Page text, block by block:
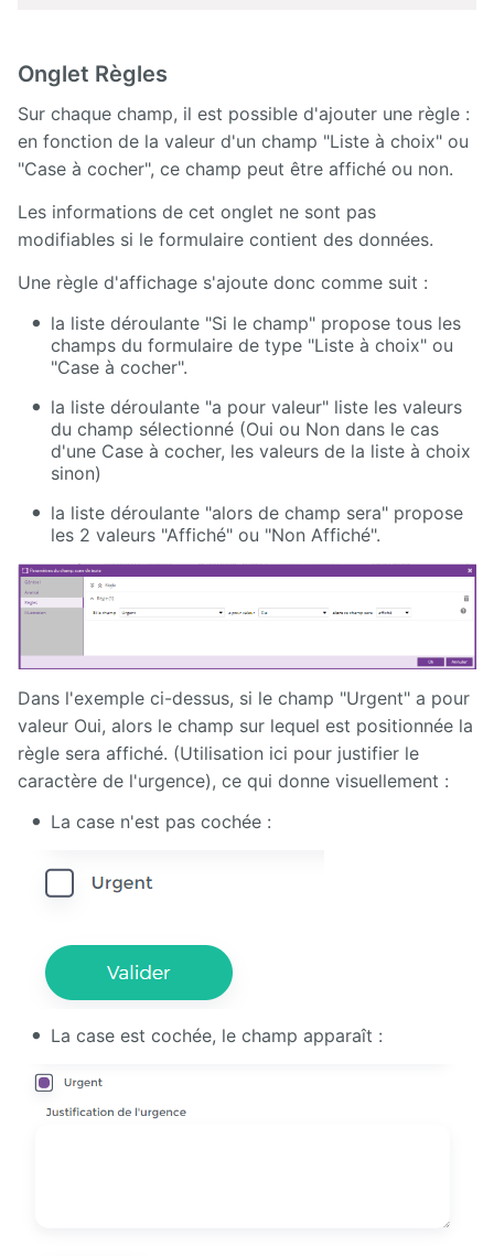
Onglet Règles
Sur chaque champ, il est possible d'ajouter une règle :
en fonction de la valeur d'un champ "Liste à choix" ou
"Case à cocher", ce champ peut être affiché ou non.
Les informations de cet onglet ne sont pas
modifiables si le formulaire contient des données.
Une règle d'affichage s'ajoute donc comme suit :
la liste déroulante "Si le champ" propose tous les
champs du formulaire de type "Liste à choix" ou
"Case à cocher".
la liste déroulante "a pour valeur" liste les valeurs
du champ sélectionné (Oui ou Non dans le cas
d'une Case à cocher, les valeurs de la liste à choix
sinon)
la liste déroulante "alors de champ sera" propose
les 2 valeurs "Affiché" ou "Non Affiché".
Dans l'exemple ci-dessus, si le champ "Urgent" a pour
valeur Oui, alors le champ sur lequel est positionnée la
règle sera affiché. (Utilisation ici pour justifier le
caractère de l'urgence), ce qui donne visuellement :
La case n'est pas cochée :
La case est cochée, le champ apparaît :